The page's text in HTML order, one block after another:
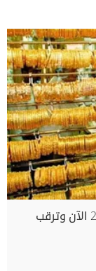
أسعار الذهب اليوم في مصر.. استقرار عيار 21 الآن وترقب